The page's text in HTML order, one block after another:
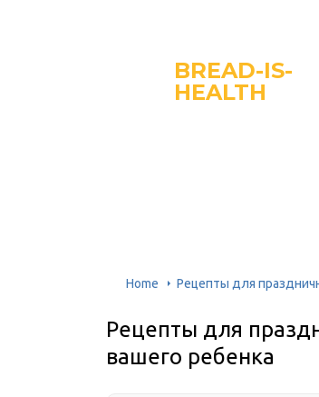
BREAD-IS-
HEALTH
Home Рецепты для
Рецепты для
вашего ребенка